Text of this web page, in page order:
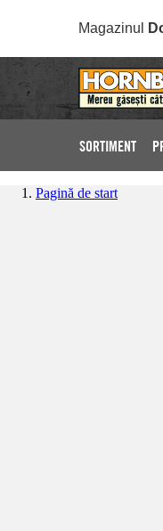
Magazinul
SORTIMENT
Pagină de start